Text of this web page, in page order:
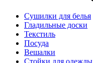
Сушилки для белья
Гладильные доски
Текстиль
Посуда
Вешалки